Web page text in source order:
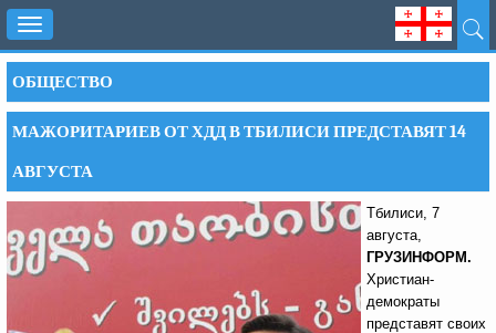
Toggle
navigation
ОБЩЕСТВО
МАЖОРИТАРИЕВ ОТ ХДД В ТБИЛИСИ ПРЕДСТАВЯТ 14
АВГУСТА
Тбилиси, 7
августа,
ГРУЗИНФОРМ.
Христиан-
демократы
представят своих